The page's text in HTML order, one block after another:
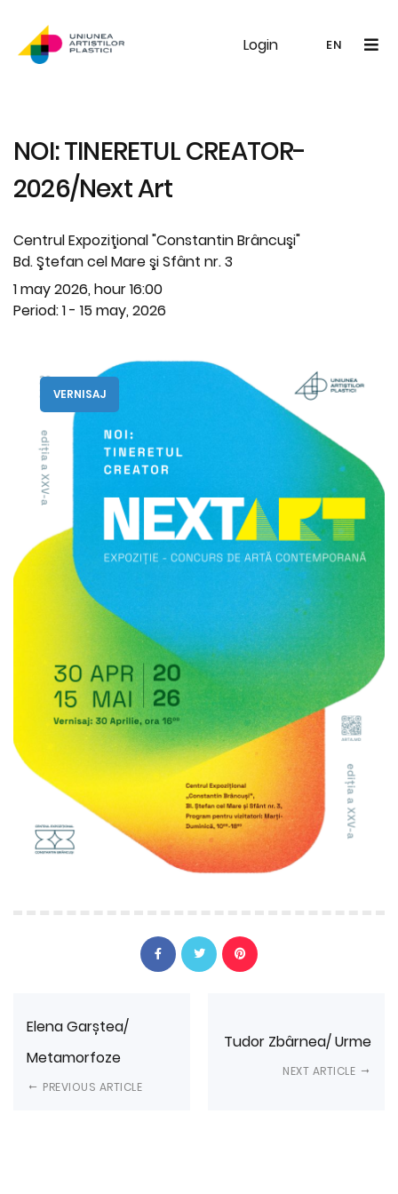
Login EN
UAP Galerie Noutăți
NOI: TINERETUL CREATOR-
2026/Next Art
Centrul Expoziţional "Constantin Brâncuşi"
Bd. Ştefan cel Mare şi Sfânt nr. 3
1 may 2026, hour 16:00
Period: 1 - 15 may, 2026
VERNISAJ
Elena Garștea/
Metamorfoze
PREVIOUS ARTICLE
Tudor Zbârnea/ Urme
NEXT ARTICLE